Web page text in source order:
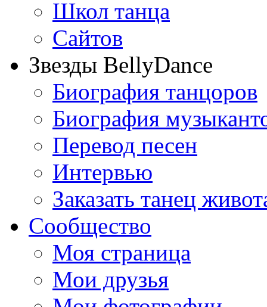
Школ танца
Сайтов
Звезды BellyDance
Биография танцоров
Биография
Перевод песен
Интервью
Заказать танец
Сообщество
Моя страница
Мои друзья